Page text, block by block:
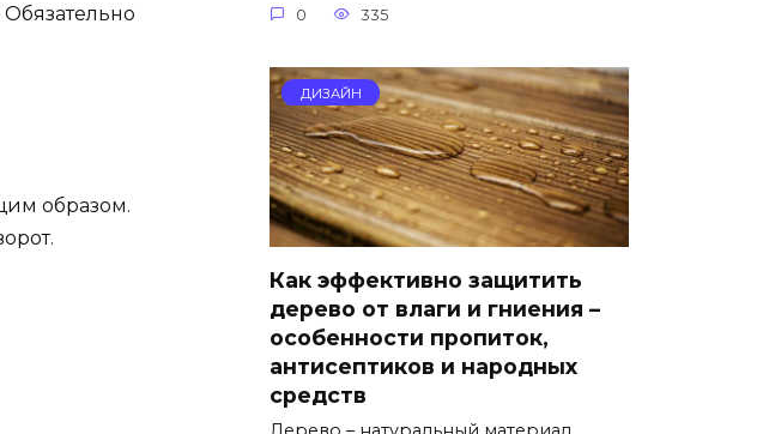
образом.
0 335
ДИЗАЙН
Как эффективно защитить
дерево от влаги и гниения –
особенности пропиток,
антисептиков и народных
средств